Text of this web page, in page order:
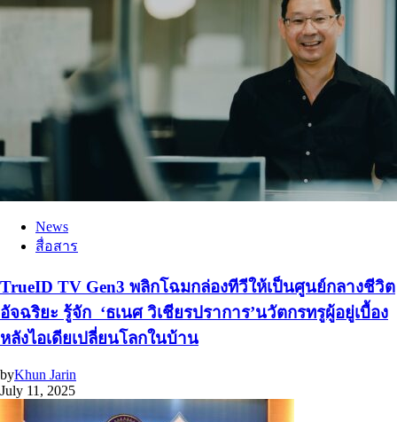
News
สื่อสาร
TrueID TV Gen3 พลิกโฉมกล่องทีวีให้เป็นศูนย์กลางชีวิต
อัจฉริยะ รู้จัก ‘ธเนศ วิเชียรปราการ’นวัตกรทรูผู้อยู่เบื้อง
หลังไอเดียเปลี่ยนโลกในบ้าน
byKhun Jarin
July 11, 2025